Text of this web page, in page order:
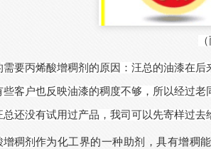
需要丙烯酸增稠剂的原因：汪总的油漆在
些客户也反映油漆的稠度不够，所以经过
总还没有试用过产品，我司可以先寄样过去
稠剂作为化工界的一种助剂，具有增稠能